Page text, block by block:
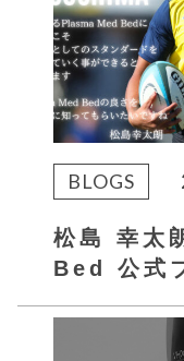
BLOGS
松島 幸太
Bed 公式